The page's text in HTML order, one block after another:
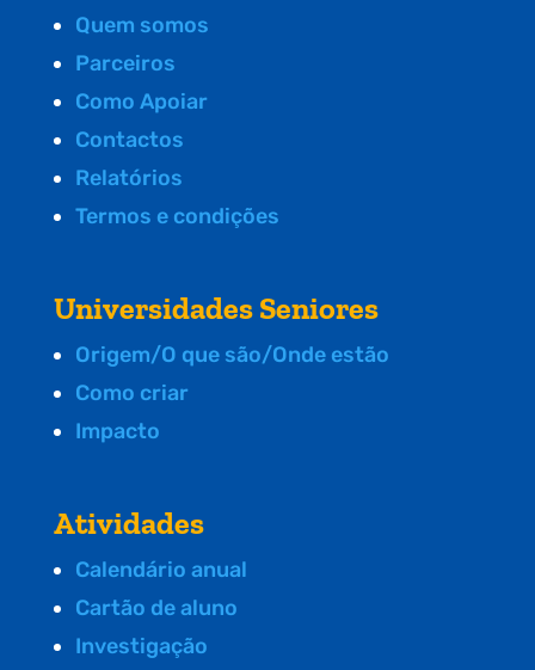
Quem somos
Parceiros
Como Apoiar
Contactos
Relatórios
Termos e condições
Universidades Seniores
Origem/O que são/Onde estão
Como criar
Impacto
Atividades
Calendário anual
Cartão de aluno
Investigação